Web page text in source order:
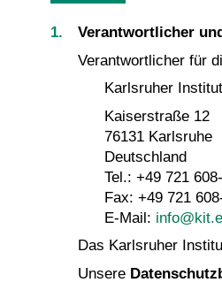
Verantwortlicher
Verantwortlicher für
Karlsruher
Kaiserstraße 12
76131 Karlsruhe
Deutschland
Tel.: +49 721
Fax: +49 721
E-Mail:
Das Karlsruher
Unsere